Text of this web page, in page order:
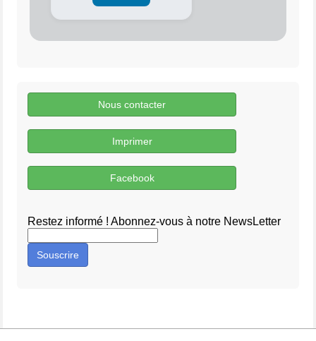
Nous contacter
Imprimer
Facebook
Restez informé ! Abonnez-vous à notre NewsLetter
Souscrire